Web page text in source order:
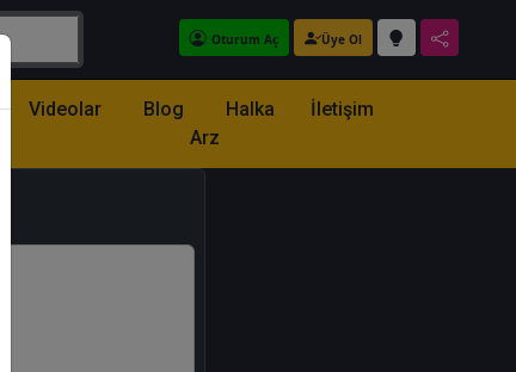
Oturum Aç Üye Ol
Videolar Blog
Halka
Arz
İletişim